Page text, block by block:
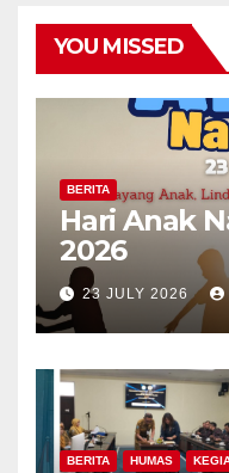
YOU MISSED
BERITA
Hari Anak
2026
23 JULY 2026
BERITA HUMAS